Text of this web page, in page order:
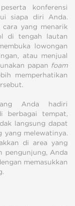
konferensi
siapa diri Anda.
yang menarik
di tengah lautan
lowongan
atau menjual
papan foam
memperhatikan
Anda hadiri
berbagai tempat,
langsung dapat
melewatinya.
di area yang
pengunjung, Anda
memasukkan